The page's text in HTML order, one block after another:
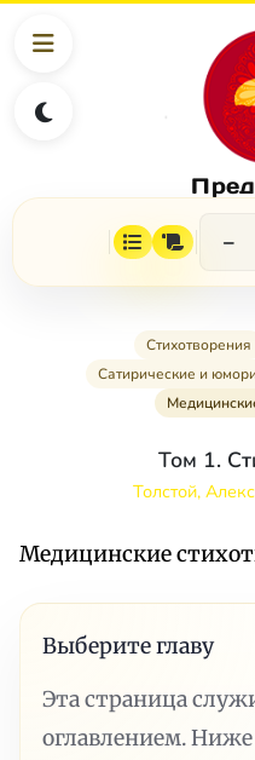
−
Стихотворения
Сатирические и
Том 1.
Толстой,
Медицинские
Выберите главу
Эта страница
оглавлением.